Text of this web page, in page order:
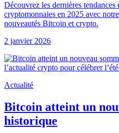
Découvrez les dernières
cryptomonnaies en 2025 avec
nouveautés Bitcoin et crypto.
2 janvier 2026
Actualité
Bitcoin atteint un
historique